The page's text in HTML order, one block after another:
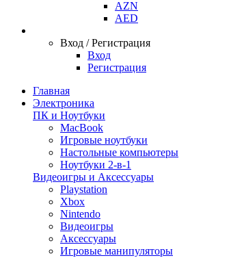
AZN
AED
Вход / Регистрация
Вход
Регистрация
Главная
Электроника
ПК и Ноутбуки
MacBook
Игровые ноутбуки
Настольные компьютеры
Ноутбуки 2-в-1
Видеоигры и Аксессуары
Playstation
Xbox
Nintendo
Видеоигры
Аксессуары
Игровые манипуляторы